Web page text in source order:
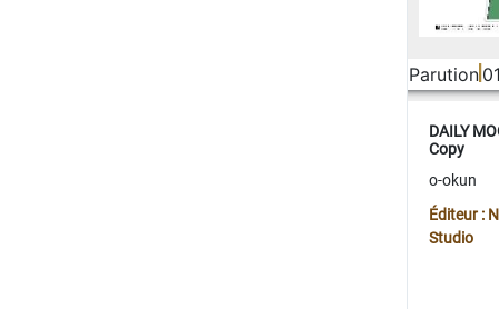
Parution
DAILY
Copy
o-okun
Éditeur :
Studio